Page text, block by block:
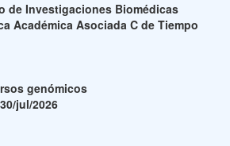
de Investigaciones Biomédicas
Académica Asociada C de Tiempo
genómicos
30/jul/2026